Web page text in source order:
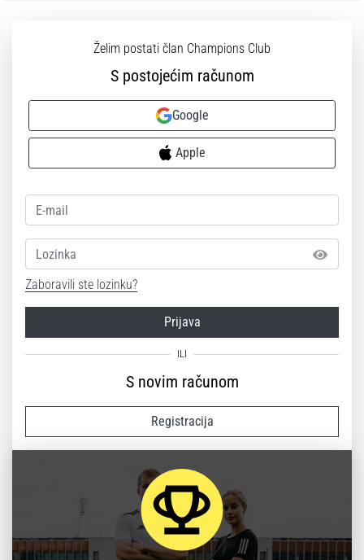
Želim postati član Champions Club
S postojećim računom
Google
Apple
Lozinka
Zaboravili ste lozinku?
Prijava
S novim računom
Registracija